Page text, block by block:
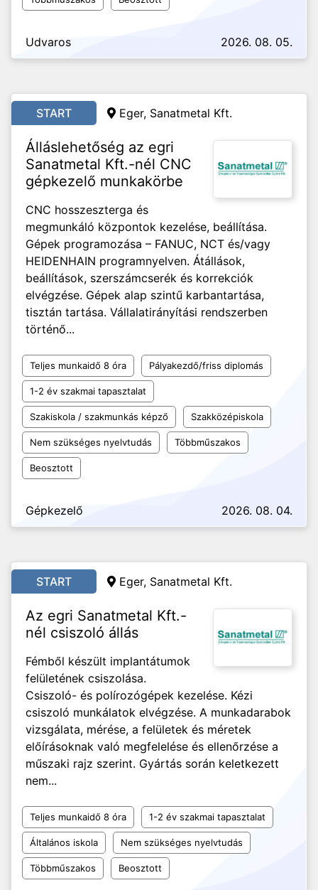
Udvaros 2026. 08. 05.
START Eger, Sanatmetal Kft.
Álláslehetőség az egri
Sanatmetal Kft.-nél CNC
gépkezelő munkakörbe
CNC hosszeszterga és
megmunkáló központok kezelése, beállítása.
Gépek programozása – FANUC, NCT és/vagy
HEIDENHAIN programnyelven. Átállások,
beállítások, szerszámcserék és korrekciók
elvégzése. Gépek alap szintű karbantartása,
tisztán tartása. Vállalatirányítási rendszerben
történő...
Teljes munkaidő 8 óra Pályakezdő/friss diplomás
1-2 év szakmai tapasztalat
Szakiskola / szakmunkás képző Szakközépiskola
Nem szükséges nyelvtudás Többműszakos
Beosztott
Gépkezelő 2026. 08. 04.
START Eger, Sanatmetal Kft.
Az egri Sanatmetal Kft.-
nél csiszoló állás
Fémből készült implantátumok
felületének csiszolása.
Csiszoló- és polírozógépek kezelése. Kézi
csiszoló munkálatok elvégzése. A munkadarabok
vizsgálata, mérése, a felületek és méretek
előírásoknak való megfelelése és ellenőrzése a
műszaki rajz szerint. Gyártás során keletkezett
nem...
Teljes munkaidő 8 óra 1-2 év szakmai tapasztalat
Általános iskola Nem szükséges nyelvtudás
Többműszakos Beosztott